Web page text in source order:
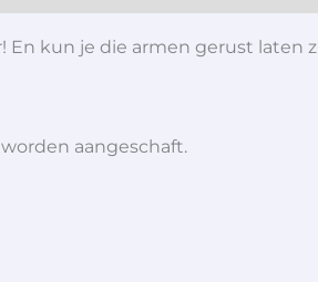
En kun je die armen gerust laten
aangeschaft.